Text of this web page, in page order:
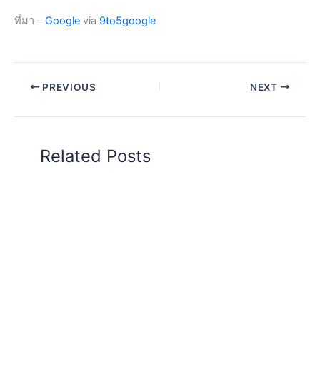
ที่มา –Google via 9to5google
PREVIOUS NEXT
Related Posts